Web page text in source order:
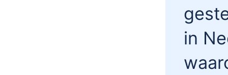
in